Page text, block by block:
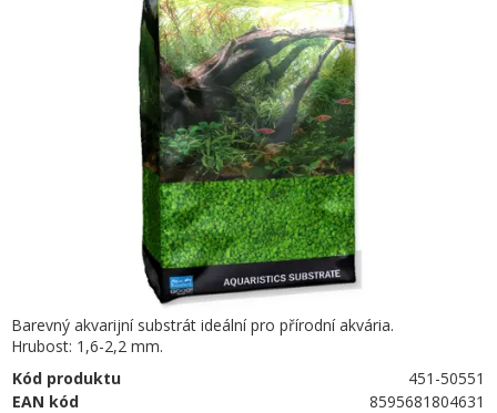
Barevný akvarijní substrát ideální pro přírodní akvária.
Hrubost: 1,6-2,2 mm.
Kód produktu
451-50551
EAN kód
8595681804631